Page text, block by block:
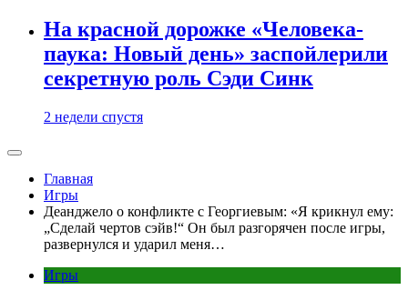
На красной дорожке «Человека-
паука: Новый день» заспойлерили
секретную роль Сэди Синк
2 недели спустя
Главная
Игры
Деанджело о конфликте с Георгиевым: «Я крикнул ему:
„Сделай чертов сэйв!“ Он был разгорячен после игры,
развернулся и ударил меня…
Игры